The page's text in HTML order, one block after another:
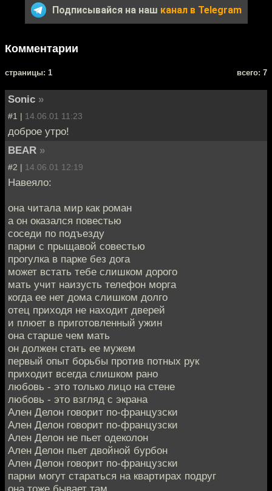
Подписывайся на наш канал в Telegram
Комментарии
cтраницы: 1 всего: 7
Sonic »
#1 | 14.06.01 11:23
доброе утро!
BEAR »
#2 | 14.06.01 12:19
Навеяло:
она читала мир как роман
а он оказался повестью
соседи по подъезду
парни с прыщавой совестью
прогулка в парке без дога
может встать тебе слишком дорого
мать учит наизусть телефон морга
когда ее нет дома слишком долго
отец приходя не находит дверей
и плюет в приготовленный ужин
она старше чем мать
он должен стать ее мужем
первый опыт борьбы против потных рук
приходит всегда слишком рано
любовь - это только лицо на стене
любовь - это взгляд с экрана
Ален Делон говорит по-французски
Ален Делон говорит по-французски
Ален Делон не пьет одеколон
Ален Делон пьет двойной бурбон
Ален Делон говорит по-французски
парни могут стараться на квартирах подруг